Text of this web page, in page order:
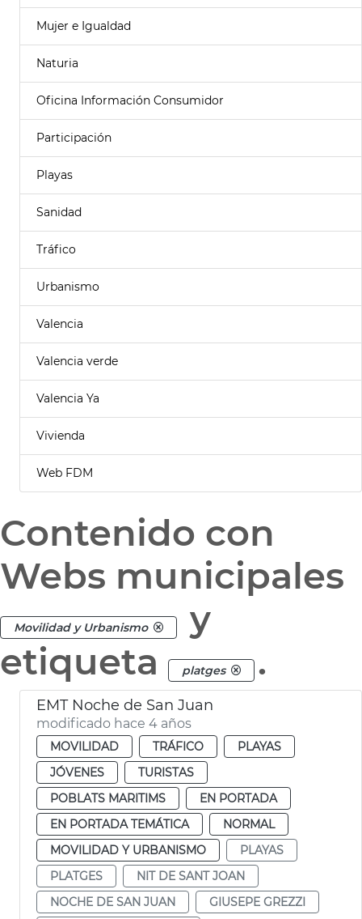
Mujer e Igualdad
Naturia
Oficina Información Consumidor
Participación
Playas
Sanidad
Tráfico
Urbanismo
Valencia
Valencia verde
Valencia Ya
Vivienda
Web FDM
Contenido con
Webs municipales
Movilidad y Urbanismo
y
etiqueta
platges .
EMT Noche de San Juan
modificado hace 4 años
MOVILIDAD TRÁFICO
PLAYAS
JÓVENES
TURISTAS
POBLATS MARITIMS
EN PORTADA
EN PORTADA TEMÁTICA
NORMAL
MOVILIDAD Y URBANISMO
PLAYAS
PLATGES
NIT DE SANT JOAN
NOCHE DE SAN JUAN
GIUSEPE GREZZI